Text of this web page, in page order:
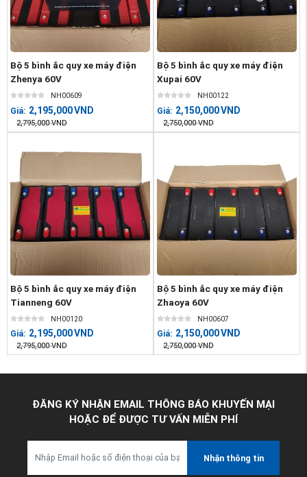
Bộ 5 bình ắc quy xe máy điện
Zhenya 60V
NH00609
Giá: 2,195,000VND
2,795,000 VND
Bộ 5 bình ắc quy xe máy điện
Xupai 60V
NH00122
Giá: 2,150,000VND
2,750,000 VND
Bộ 5 bình ắc quy xe máy điện
Tianneng 60V
NH00120
Giá: 2,195,000VND
2,795,000 VND
Bộ 5 bình ắc quy xe máy điện
Zhaoya 60V
NH00607
Giá: 2,150,000VND
2,750,000 VND
ĐĂNG KÝ NHẬN EMAIL THÔNG BÁO KHUYẾN MẠI
HOẶC ĐỂ ĐƯỢC TƯ VẤN MIỄN PHÍ
Nhận thông tin